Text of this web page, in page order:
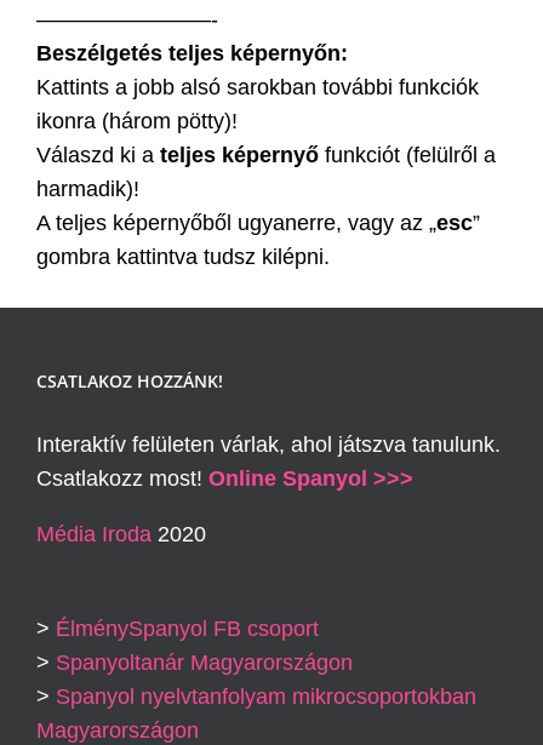
————————-
Beszélgetés teljes képernyőn:
Kattints a jobb alsó sarokban további funkciók
ikonra (három pötty)!
Válaszd ki a teljes képernyő funkciót (felülről a
harmadik)!
A teljes képernyőből ugyanerre, vagy az „esc”
gombra kattintva tudsz kilépni.
CSATLAKOZ HOZZÁNK!
Interaktív felületen várlak, ahol játszva tanulunk.
Csatlakozz most! Online Spanyol >>>
Média Iroda 2020
> ÉlménySpanyol FB csoport
> Spanyoltanár Magyarországon
> Spanyol nyelvtanfolyam mikrocsoportokban
Magyarországon